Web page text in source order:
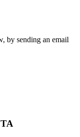
by sending an email